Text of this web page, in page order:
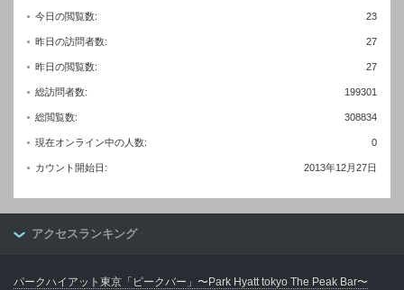
23
今日の閲覧数:
27
昨日の訪問者数:
27
昨日の閲覧数:
199301
総訪問者数:
308834
総閲覧数:
0
現在オンライン中の人数:
2013年12月27日
カウント開始日:
アクセスランキング
パークハイアット東京「ピークバー」〜Park Hyatt tokyo The Peak Bar〜